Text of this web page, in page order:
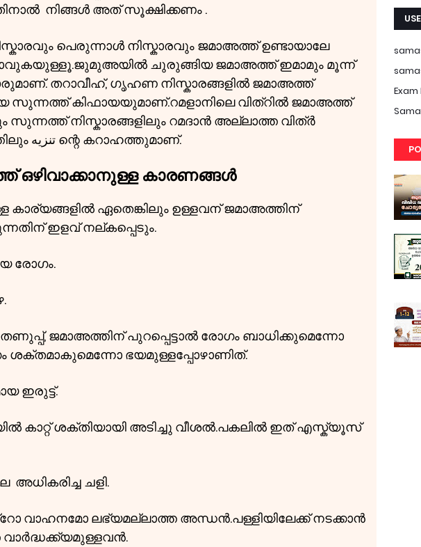
നിങ്ങൾ അത് സൂക്ഷിക്കണം .
പെരുന്നാൾ നിസ്കാരവും ജമാഅത്ത് ഉണ്ടായാലേ
ചുരുങ്ങിയ ജമാഅത്ത് ഇമാമും മൂന്ന്
തറാവീഹ്, ഗൃഹണ നിസ്കാരങ്ങളിൽ ജമാഅത്ത്
സുന്നത്ത് കിഫായയുമാണ്.റമളാനിലെ വിത്റിൽ ജമാഅത്ത്
സുന്നത്ത് നിസ്കാരങ്ങളിലും റമദാൻ അല്ലാത്ത വിത്ർ
നിസ്കാരത്തിലും تنزيه ന്റെ കറാഹത്തുമാണ്.
ഒഴിവാക്കാനുള്ള കാരണങ്ങൾ
കാര്യങ്ങളിൽ ഏതെങ്കിലും ഉള്ളവന് ജമാഅത്തിന്
ഇളവ് നല്കപ്പെടും.
രോഗം.
ജമാഅത്തിന് പുറപ്പെട്ടാൽ രോഗം ബാധിക്കുമെന്നോ
ശക്തമാകുമെന്നോ ഭയമുള്ളപ്പോഴാണിത്.
ഇരുട്ട്.
കാറ്റ് ശക്തിയായി അടിച്ചു വീശൽ.പകലിൽ ഇത് എസ്ക്യൂസ്
അധികരിച്ച ചളി.
വാഹനമോ ലഭ്യമല്ലാത്ത അന്ധൻ.പള്ളിയിലേക്ക് നടക്കാൻ
വാർദ്ധക്ക്യമുള്ളവൻ.
Exam